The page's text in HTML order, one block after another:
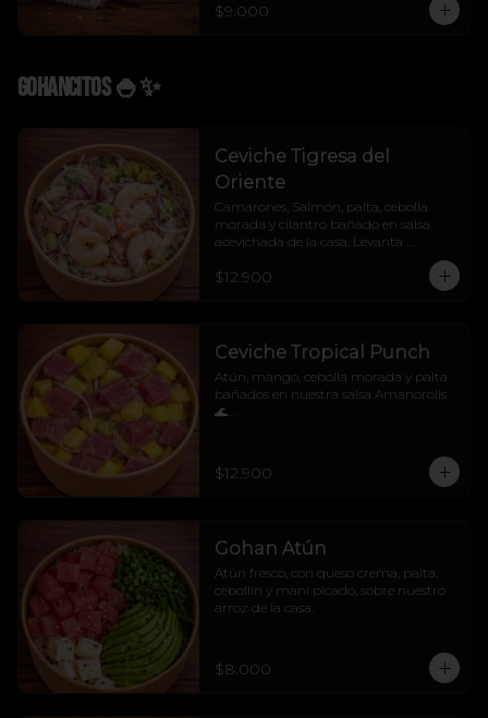
$9.000
Gohancitos 🍚✨
Ceviche Tigresa del
Oriente
Camarones, Salmón, palta, cebolla
morada y cilantro bañado en salsa
acevichada de la casa. Levanta
$12.900
Ceviche Tropical Punch
Atún, mango, cebolla morada y palta
bañados en nuestra salsa Amanorolls
🌊
va directo a una isla 🧜‍♀️🌴
$12.900
Gohan Atún
Atún fresco, con queso crema, palta,
cebollín y maní picado, sobre nuestro
arroz de la casa.
$8.000